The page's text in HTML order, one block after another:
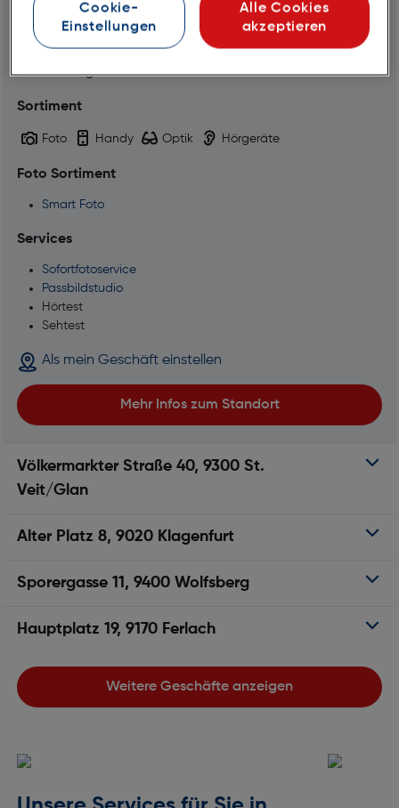
Mittwoch
08:30 - 18:00
Donnerstag
08:30 - 18:00
Samstag
09:00 - 12:30
Sortiment
Foto Handy Optik Hörgeräte
Foto Sortiment
Smart Foto
Services
Sofortfotoservice
Passbildstudio
Hörtest
Sehtest
Als mein Geschäft einstellen
Mehr Infos zum Standort
Völkermarkter Straße 40, 9300 St.
Veit/Glan
Alter Platz 8, 9020 Klagenfurt
Sporergasse 11, 9400 Wolfsberg
Hauptplatz 19, 9170 Ferlach
Weitere Geschäfte anzeigen
Cookie-
Einstellungen
Alle Cookies
akzeptieren